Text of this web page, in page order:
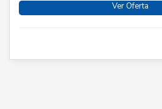
Ver Oferta